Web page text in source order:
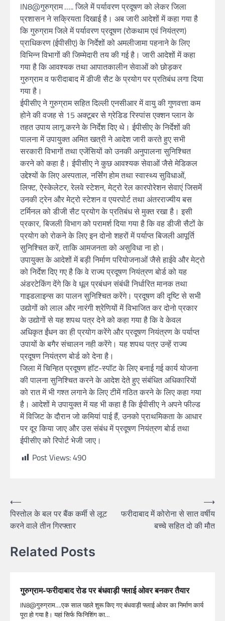
IN8@गुरुग्राम ….. जिले में पर्यावरण प्रदूषण को लेकर जिला
प्रशासन ने सक्रियता दिखाई है। अब जारी आदेशों में कहा गया है
कि गुरुग्राम जिले में पर्यावरण प्रदूषण (रोकथाम एवं नियंत्रण)
प्राधिकरण (ईपीसीए) के निर्देशों को अमलीजामा पहनाने के लिए
विभिन्न विभागों की जिम्मेदारी तय की गई है। जारी आदेशों में कहा
गया है कि आवश्यक तथा आपातकालीन सेवाओं को छोड़कर
गुरुग्राम व फरीदाबाद में डीजी सैट के प्रयोग पर प्रतिबंध लगा दिया
गया है।
ईपीसीए ने गुरुग्राम सहित दिल्ली एनसीआर में वायु की गुणवत्ता कम
होने की वजह से 15 अक्टूबर से ग्रेडिड रिस्पांस एक्शन प्लान के
तहत उपाय लागू करने के निर्देश दिए थे। ईपीसीए के निर्देशों की
पालना में उपायुक्त अमित खत्री ने आदेश जारी करते हुए सभी
सरकारी विभागों तथा एजेंसियों को उनकी अनुपालना सुनिश्चित
करने को कहा है। ईपीसीए ने कुछ आवश्यक सेवाओं जैसे मेडिकल
उद्देश्यों के लिए अस्पताल, नर्सिंग होम तथा स्वास्थ्य सुविधाओं,
लिफ्ट, ऐस्केलेटर, रेलवे स्टेशन, मेट्रो रेल कारपोरेशन सेवाएं जिसमें
उनकी ट्रेन और मेट्रो स्टेशन व एयरपोर्ट तथा अंतरराज्यीय बस
टर्मिनल को डीजी सैट प्रयोग के प्रतिबंध से मुक्त रखा है। इसी
प्रकार, बिजली विभाग को परामर्श दिया गया है कि वह डीजी सैटों के
प्रयोग को रोकने के लिए इन दोनो शहरों में पर्याप्त बिजली आपूर्ति
सुनिश्चित करें, ताकि आमजनता को असुविधा ना हो।
उपायुक्त के आदेशों में बड़ी निर्माण परियोजनाओं जैसे हाईवे और मेट्रो
को निर्देश दिए गए है कि वे राज्य प्रदूषण नियंत्रण बोर्ड को यह
अंडरटेकिंग देंगे कि वे धूल प्रबंधन संबंधी निर्धारित मानक तथा
गाइडलाइन्स का पालन सुनिश्चित करेंगे। प्रदूषण की दृष्टि से सभी
उद्योगों को लाल और नारंगी श्रेणियों में विभाजित कर दोनो प्रकार
के उद्योगों से यह शपथ पत्र देने को कहा गया है कि वे केवल
अधिकृत ईंधन का ही प्रयोग करेंगे और प्रदूषण नियंत्रण के पर्याप्त
उपायों के बगैर संचालन नही करेंगे। यह शपथ पत्र उन्हें राज्य
प्रदूषण नियंत्रण बोर्ड को देना है।
जिला में चिन्हित प्रदूषण हॉट-स्पॉट के लिए बनाई गई कार्य योजना
की पालना सुनिश्चित करने के आदेश देते हुए संबंधित अधिकारियों
को रात में भी गश्त लगाने के लिए टीमें गठित करने के लिए कहा गया
है। आदेशों मे उपायुक्त में यह भी कहा है कि ईपीसीए ने अपने फील्ड
में विजिट के दौरान जो कमियां पाई हैं, उनको प्राथमिकता के आधार
पर दूर किया जाए और उस संबंध में प्रदूषण नियंत्रण बोर्ड तथा
ईपीसीए को रिपोर्ट भेजी जाए।
Post Views:490
⟵
पिस्तोल के बल पर बैंक कर्मी से लूट
करने वाले तीन गिरफ्तार
फरीदाबाद में कोरोना से सात वर्षीय
बच्चे सहित दो की मौत
⟶
Related Posts
गुरुग्राम-फरीदाबाद रोड पर बंधवाड़ी फ्लाई ओवर बनकर तैयार
IN8@गुरुग्राम….एक साल पहले शुरू किए गए बंधवाड़ी फ्लाई ओवर का निर्माण कार्य
पूरा हो गया है। यहां सिर्फ फिनिशिंग का…